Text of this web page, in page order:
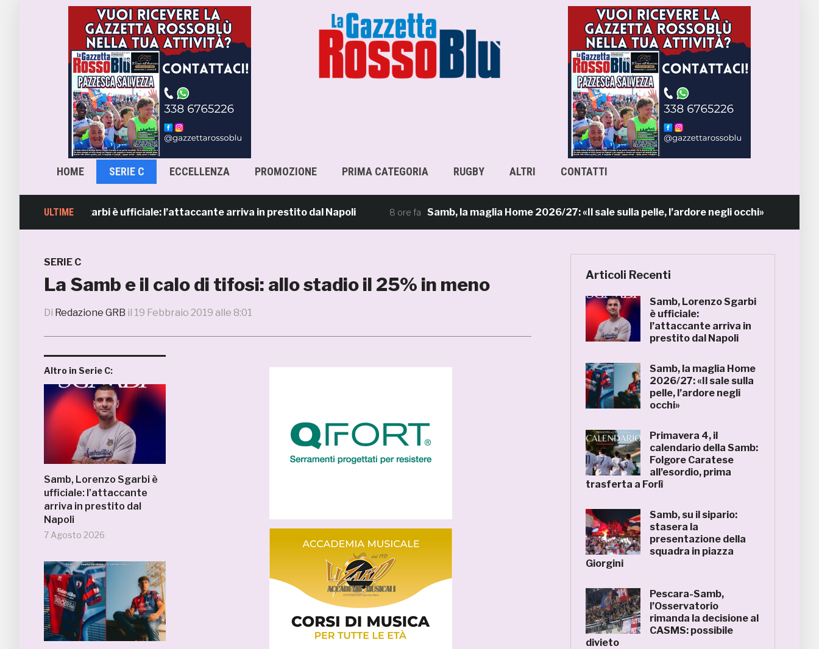
HOME SERIE C ECCELLENZA PROMOZIONE PRIMA CATEGORIA RUGBY ALTRI CONTATTI
ULTIME
Lorenzo Sgarbi è ufficiale: l’attaccante arriva in prestito dal Napoli Samb, la maglia Home 2026/27: «Il sale sulla pelle, l’ardore negli occhi»
SERIE C
La Samb e il calo di tifosi: allo stadio il 25% in meno
Di Redazione GRB il 19 Febbraio 2019 alle 8:01
Altro in Serie C:
Samb, Lorenzo Sgarbi è
ufficiale: l’attaccante
arriva in prestito dal
Napoli
7 Agosto 2026
Articoli Recenti
Samb, Lorenzo Sgarbi
è ufficiale:
l’attaccante arriva in
prestito dal Napoli
Samb, la maglia Home
2026/27: «Il sale sulla
pelle, l’ardore negli
occhi»
Primavera 4, il
calendario della Samb:
Folgore Caratese
all’esordio, prima
trasferta a Forlì
Samb, su il sipario:
stasera la
presentazione della
squadra in piazza
Giorgini
Pescara-Samb,
l’Osservatorio
rimanda la decisione al
CASMS: possibile
divieto